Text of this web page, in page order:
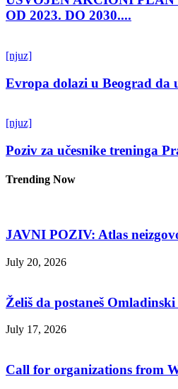
OD 2023. DO 2030....
[njuz]
Evropa dolazi u Beograd da
[njuz]
Poziv za učesnike treninga
Trending Now
JAVNI POZIV: Atlas
July 20, 2026
Želiš da postaneš Omladinski
July 17, 2026
Call for organizations from